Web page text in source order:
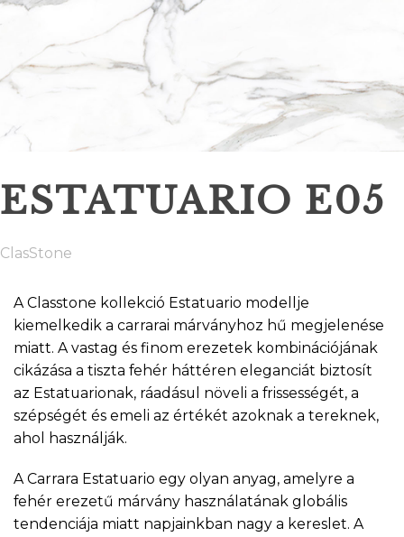
ESTATUARIO E05
ClasStone
A Classtone kollekció Estatuario modellje
kiemelkedik a carrarai márványhoz hű megjelenése
miatt. A vastag és finom erezetek kombinációjának
cikázása a tiszta fehér háttéren eleganciát biztosít
az Estatuarionak, ráadásul növeli a frissességét, a
szépségét és emeli az értékét azoknak a tereknek,
ahol használják.
A Carrara Estatuario egy olyan anyag, amelyre a
fehér erezetű márvány használatának globális
tendenciája miatt napjainkban nagy a kereslet. A